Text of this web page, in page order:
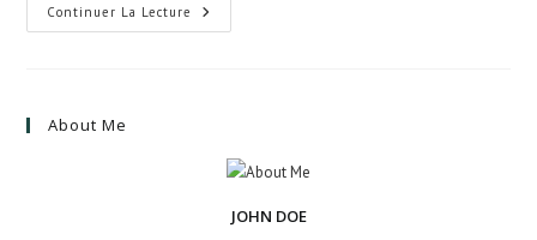
Continuer La Lecture Bonjour
Tout
About Me
JOHN DOE